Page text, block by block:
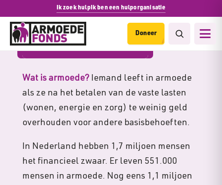
Ik zoek hulpIk ben een hulporganisatie
Doneer
Armoede in Nederland
Wat is armoede?Iemand leeft in armoede
als ze na het betalen van de vaste lasten
(wonen, energie en zorg) te weinig geld
overhouden voor andere basisbehoeften.
In Nederland hebben 1,7 miljoen mensen
het financieel zwaar. Er leven 551.000
mensen in armoede. Nog eens 1,1 miljoen